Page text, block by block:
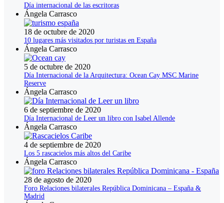
Día internacional de las escritoras
Ángela Carrasco
18 de octubre de 2020
10 lugares más visitados por turistas en España
Ángela Carrasco
5 de octubre de 2020
Día Internacional de la Arquitectura: Ocean Cay MSC Marine
Reserve
Ángela Carrasco
6 de septiembre de 2020
Día Internacional de Leer un libro con Isabel Allende
Ángela Carrasco
4 de septiembre de 2020
Los 5 rascacielos más altos del Caribe
Ángela Carrasco
28 de agosto de 2020
Foro Relaciones bilaterales República Dominicana – España &
Madrid